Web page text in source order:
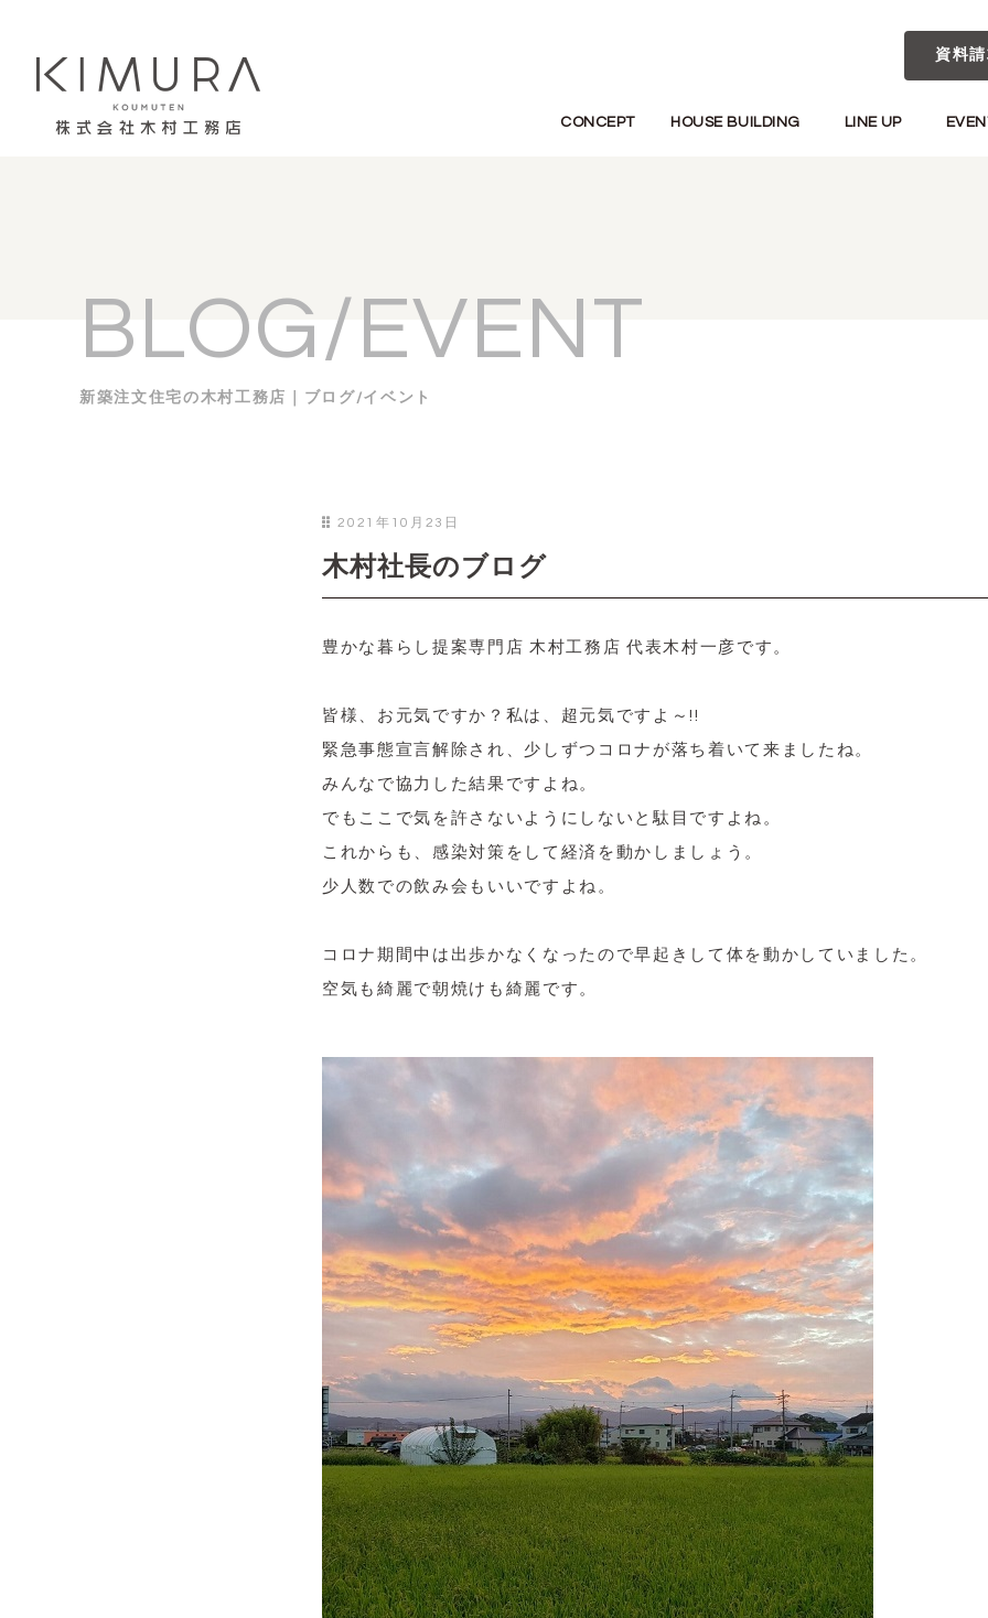
資料
CONCEPT HOUSE BUILDING LINE UP
BLOG/EVENT
新築注文住宅の木村工務店｜ブログ/イベント
2021年10月23日
木村社長のブログ
豊かな暮らし提案専門店 木村工務店 代表木村一彦です。
皆様、お元気ですか？私は、超元気ですよ～!!
緊急事態宣言解除され、少しずつコロナが落ち着いて来ましたね。
みんなで協力した結果ですよね。
でもここで気を許さないようにしないと駄目ですよね。
これからも、感染対策をして経済を動かしましょう。
少人数での飲み会もいいですよね。
コロナ期間中は出歩かなくなったので早起きして体を動かしていました。
空気も綺麗で朝焼けも綺麗です。